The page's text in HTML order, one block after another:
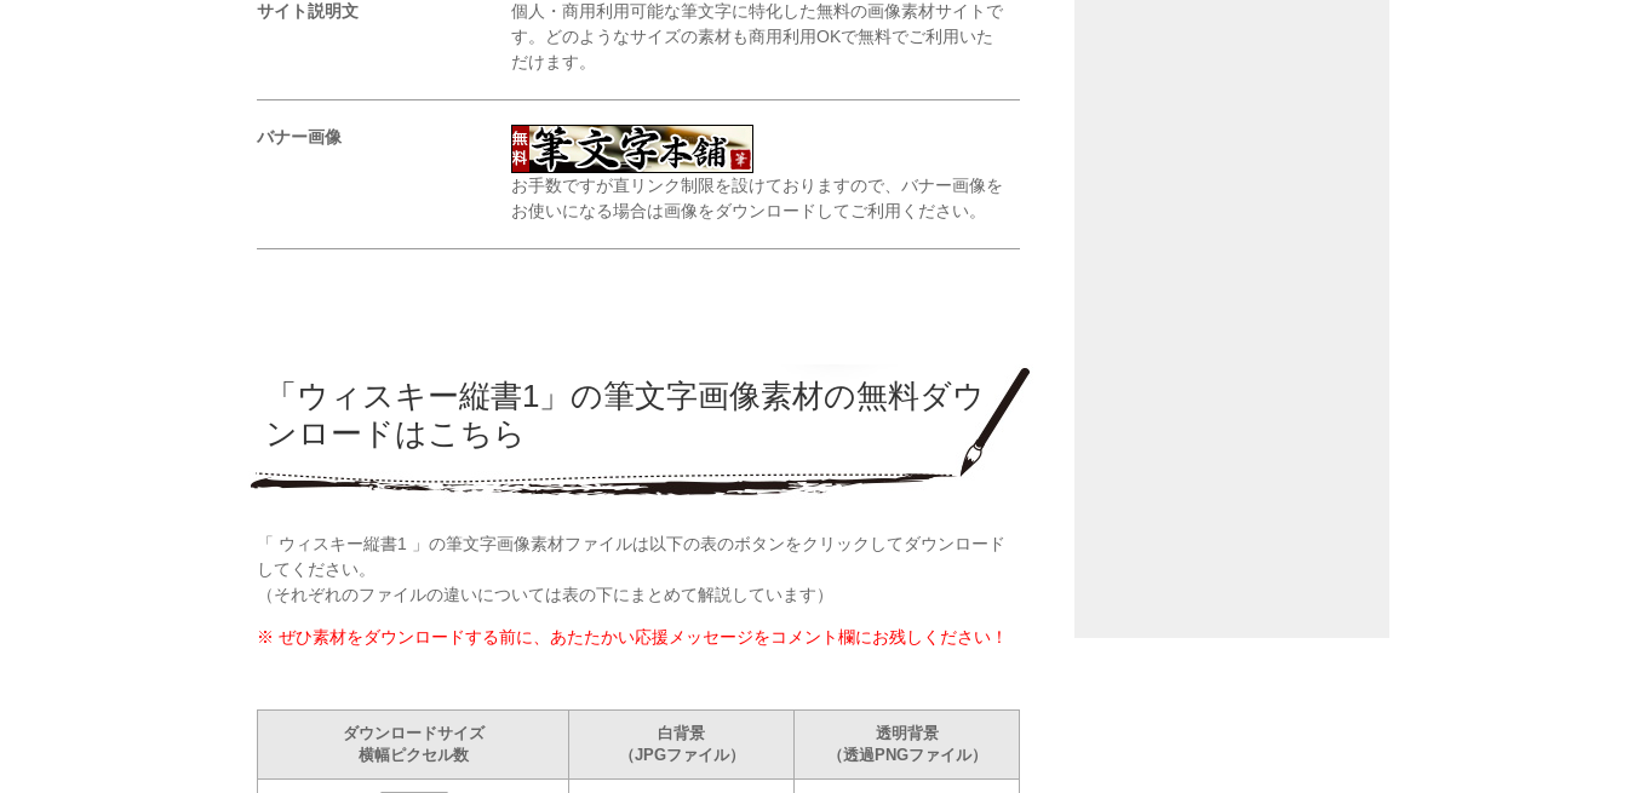
サイト説明文
個人・商用利用可能な筆文字に特化した無料の画像素材サイトで
す。どのようなサイズの素材も商用利用OKで無料でご利用いた
だけます。
バナー画像
お手数ですが直リンク制限を設けておりますので、バナー画像を
お使いになる場合は画像をダウンロードしてご利用ください。
「ウィスキー縦書1」の筆文字画像素材の無料ダウ
ンロードはこちら
「 ウィスキー縦書1 」の筆文字画像素材ファイルは以下の表のボタンをクリックしてダウンロード
してください。
（それぞれのファイルの違いについては表の下にまとめて解説しています）
※ ぜひ素材をダウンロードする前に、あたたかい応援メッセージをコメント欄にお残しください！
ダウンロードサイズ
横幅ピクセル数
白背景
（JPGファイル）
透明背景
（透過PNGファイル）